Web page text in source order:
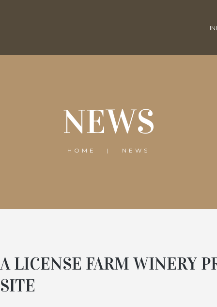
NEWS
HOME NEWS
A LICENSE FARM WINERY
SITE